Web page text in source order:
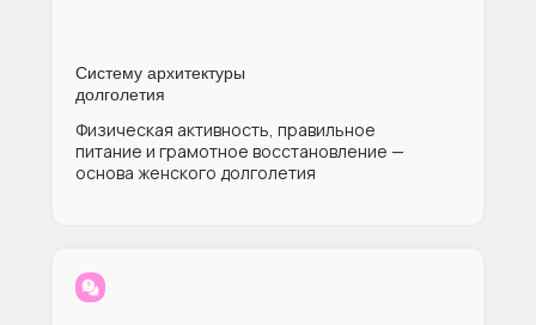
Систему архитектуры
долголетия
Физическая активность, правильное
питание и грамотное восстановление —
основа женского долголетия